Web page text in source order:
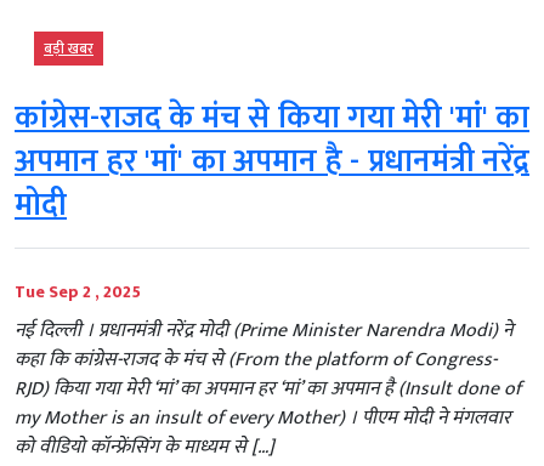
बड़ी खबर
कांग्रेस-राजद के मंच से किया गया मेरी 'मां' का
अपमान हर 'मां' का अपमान है - प्रधानमंत्री नरेंद्र
मोदी
Tue Sep 2 , 2025
नई दिल्ली । प्रधानमंत्री नरेंद्र मोदी (Prime Minister Narendra Modi) ने
कहा कि कांग्रेस-राजद के मंच से (From the platform of Congress-
RJD) किया गया मेरी ‘मां’ का अपमान हर ‘मां’ का अपमान है (Insult done of
my Mother is an insult of every Mother) । पीएम मोदी ने मंगलवार
को वीडियो कॉन्फ्रेंसिंग के माध्यम से […]